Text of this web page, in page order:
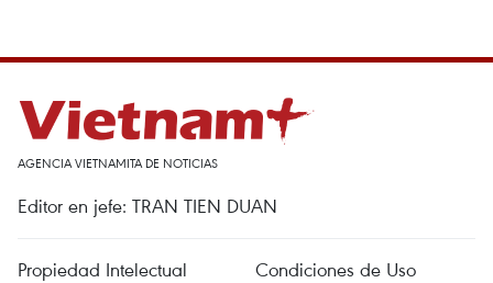
AGENCIA VIETNAMITA DE NOTICIAS
Editor en jefe: TRAN TIEN DUAN
Propiedad Intelectual
Condiciones de Uso